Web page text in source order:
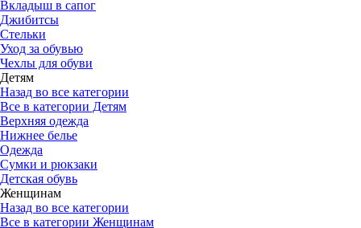
Вкладыш в сапог
Джибитсы
Стельки
Уход за обувью
Чехлы для обуви
Детям
Назад во все категории
Все в категории Детям
Верхняя одежда
Нижнее белье
Одежда
Сумки и рюкзаки
Детская обувь
Женщинам
Назад во все категории
Все в категории Женщинам